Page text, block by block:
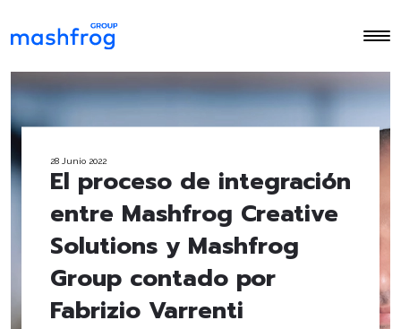
28 Junio 2022
El proceso de integración
entre Mashfrog Creative
Solutions y Mashfrog
Group contado por
Fabrizio Varrenti